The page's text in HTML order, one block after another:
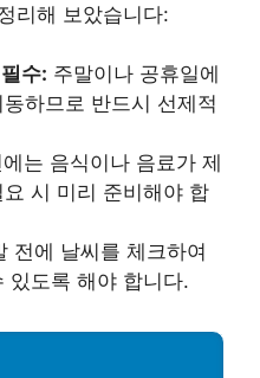
리해 보았습니다:
수: 주말이나 공휴일에
하므로 반드시 선제적
는 음식이나 음료가 제
시 미리 준비해야 합
전에 날씨를 체크하여
있도록 해야 합니다.